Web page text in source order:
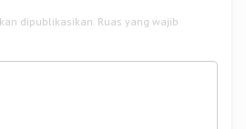
dipublikasikan. Ruas yang wajib